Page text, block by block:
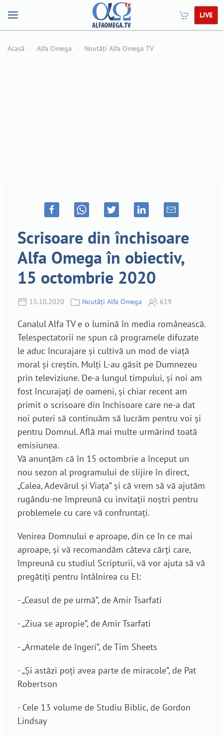
LIVE
Acasă Alfa Omega Noutăți Alfa Omega TV
Scrisoare din închisoare
Alfa Omega în obiectiv,
15 octombrie 2020
15.10.2020 Noutăți Alfa Omega 619
Canalul Alfa TV e o lumină în media românească.
Telespectatorii ne spun că programele difuzate
le aduc încurajare și cultivă un mod de viață
moral și creștin. Mulți L-au găsit pe Dumnezeu
prin televiziune. De-a lungul timpului, și noi am
fost încurajați de oameni, și chiar recent am
primit o scrisoare din închisoare care ne-a dat
noi puteri să continuăm să lucrăm pentru voi și
pentru Domnul. Află mai multe urmărind toată
emisiunea.
Vă anunțăm că în 15 octombrie a început un
nou sezon al programului de slijire în direct,
„Calea, Adevărul și Viața” și că vrem să vă ajutăm
rugându-ne împreună cu invitații noștri pentru
problemele cu care vă confruntați.
Venirea Domnului e aproape, din ce în ce mai
aproape, și vă recomandăm câteva cărți care,
împreună cu studiul Scripturii, vă vor ajuta să vă
pregătiți pentru întâlnirea cu El:
- „Ceasul de pe urmă”, de Amir Tsarfati
- „Ziua se apropie”, de Amir Tsarfati
- „Armatele de îngeri”, de Tim Sheets
- „Și astăzi poți avea parte de miracole”, de Pat
Robertson
- Cele 13 volume de Studiu Biblic, de Gordon
Lindsay